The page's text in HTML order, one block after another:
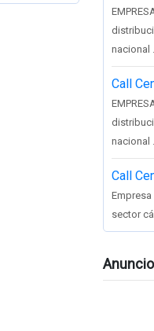
nacional
Call
nacional
Call
sector